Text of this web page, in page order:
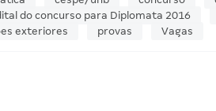
do concurso para Diplomata 2016
exteriores provas Vagas